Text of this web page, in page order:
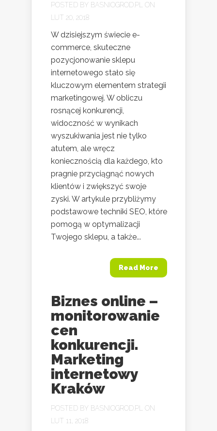
POSTED BY BASNIOGROD.PL
ON
LUT 20, 2018
W dzisiejszym świecie e-
commerce, skuteczne
pozycjonowanie sklepu
internetowego stało się
kluczowym elementem strategii
marketingowej. W obliczu
rosnącej konkurencji,
widoczność w wynikach
wyszukiwania jest nie tylko
atutem, ale wręcz
koniecznością dla każdego, kto
pragnie przyciągnąć nowych
klientów i zwiększyć swoje
zyski. W artykule przybliżymy
podstawowe techniki SEO, które
pomogą w optymalizacji
Twojego sklepu, a także...
Read More
Biznes online –
monitorowanie
cen
konkurencji.
Marketing
internetowy
Kraków
POSTED BY BASNIOGROD.PL
ON
LUT 11, 2018